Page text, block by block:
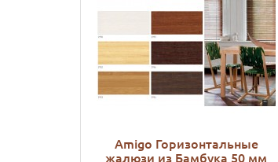
Amigo Горизонтальные
жалюзи из Бамбука 50 мм